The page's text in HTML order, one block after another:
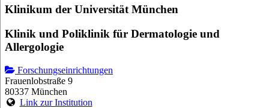
Klinikum der Universität München
Klinik und Poliklinik für Dermatologie und
Allergologie
Forschungseinrichtungen
Frauenlobstraße 9
80337 München
Link zur Institution